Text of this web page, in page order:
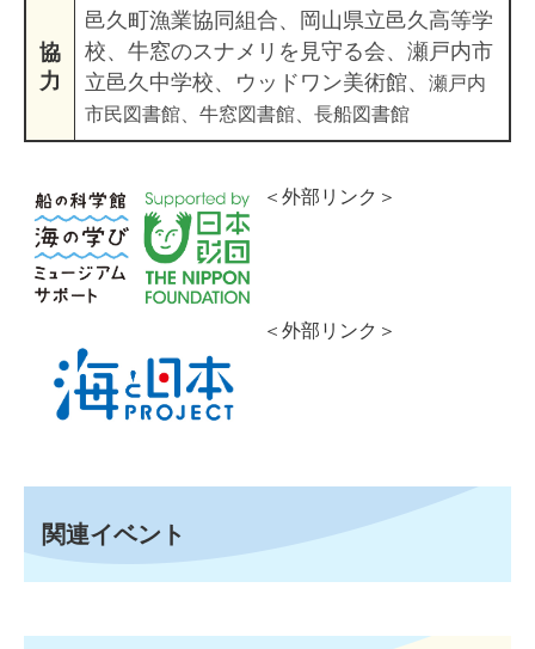
協
力
邑久町漁業協同組合、岡山県立邑久高等学
校、牛窓のスナメリを見守る会、瀬戸内市
立邑久中学校、ウッドワン美術館、 瀬戸内
市民図書館、牛窓図書館、長船図書館​
＜外部リンク＞
＜外部リンク＞
関連イベント